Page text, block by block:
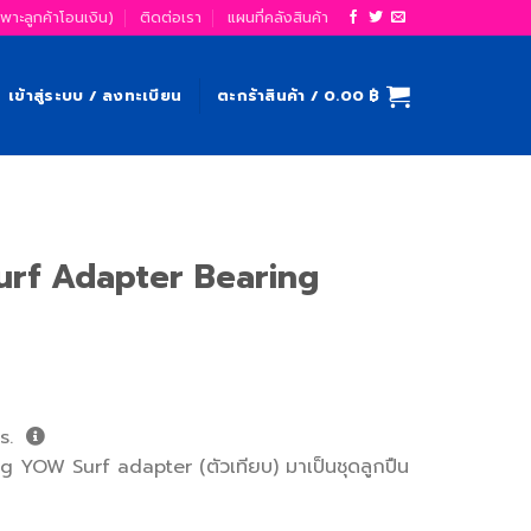
าะลูกค้าโอนเงิน) ติดต่อเรา แผนที่คลังสินค้า
เข้าสู่ระบบ / ลงทะเบียน ตะกร้าสินค้า / 0.00 ฿
Adapter Bearing
Surf adapter (ตัวเทียบ)​ มาเป็นชุดลูกปืน